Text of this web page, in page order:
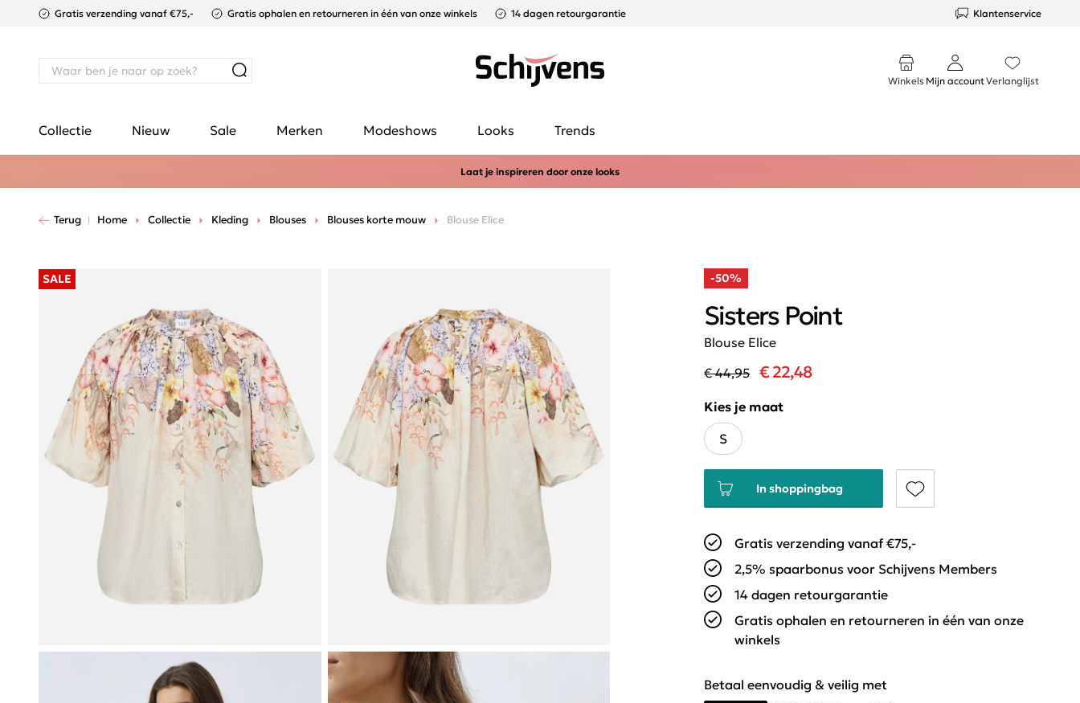
Gratis verzending vanaf €75,- Gratis ophalen en retourneren in één van onze winkels 14 dagen retourgarantie Klantenservice
Winkels Mijn accountVerlanglijst
Collectie Nieuw Sale Merken Modeshows Looks Trends
Laat je inspireren door onze looks
Terug Home Collectie Kleding Blouses Blouses korte mouw Blouse Elice
SALE -50%
Blouse Elice
Sisters Point
€ 44,95 € 22,48
Kies je maat
S
In shoppingbag
Gratis verzending vanaf €75,-
2,5% spaarbonus voor Schijvens Members
14 dagen retourgarantie
Gratis ophalen en retourneren in één van onze
winkels
Betaal eenvoudig & veilig met